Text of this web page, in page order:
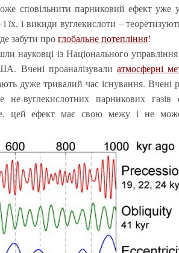
сповільнити парниковий ефект уже
і викиди вуглекислоти –
забути проглобальне потепління!
науковці із Національного
Вчені проаналізували атмосферні
дуже тривалий час існування. Вчені
вуглекислотних парникових газів
цей ефект має свою межу і не